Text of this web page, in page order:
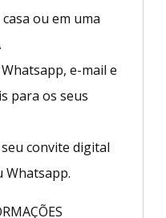
ou em uma
e-mail e
para os seus
convite digital
Whatsapp.